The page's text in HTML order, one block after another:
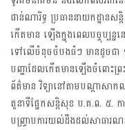
ផាន់ណារិទ្ធ ប្រធាននាយកដ្ឋា
កើតមាន ឡើងក្នុងពេលបច្ចុប្បន្ន
ទៅលើចំនុចចំបងធំៗ មានដូចជា
បញ្ហាដែលកើតមានឡើងចំពោះព្រ
ព័ត៌មាន វិទ្យានៅតាមបណ្តាសាក
តួនាទីផ្នែកសន្តិសុខ ប.គ.ព. ៥. ក
បញ្ច្រាបការយល់ដឹងដល់សាធារ